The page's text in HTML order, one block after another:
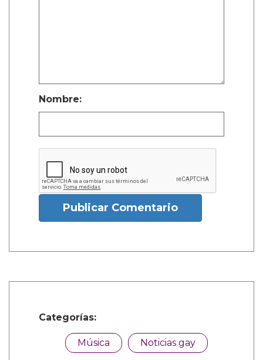
Nombre:
Publicar Comentario
Categorías:
Música Noticias gay